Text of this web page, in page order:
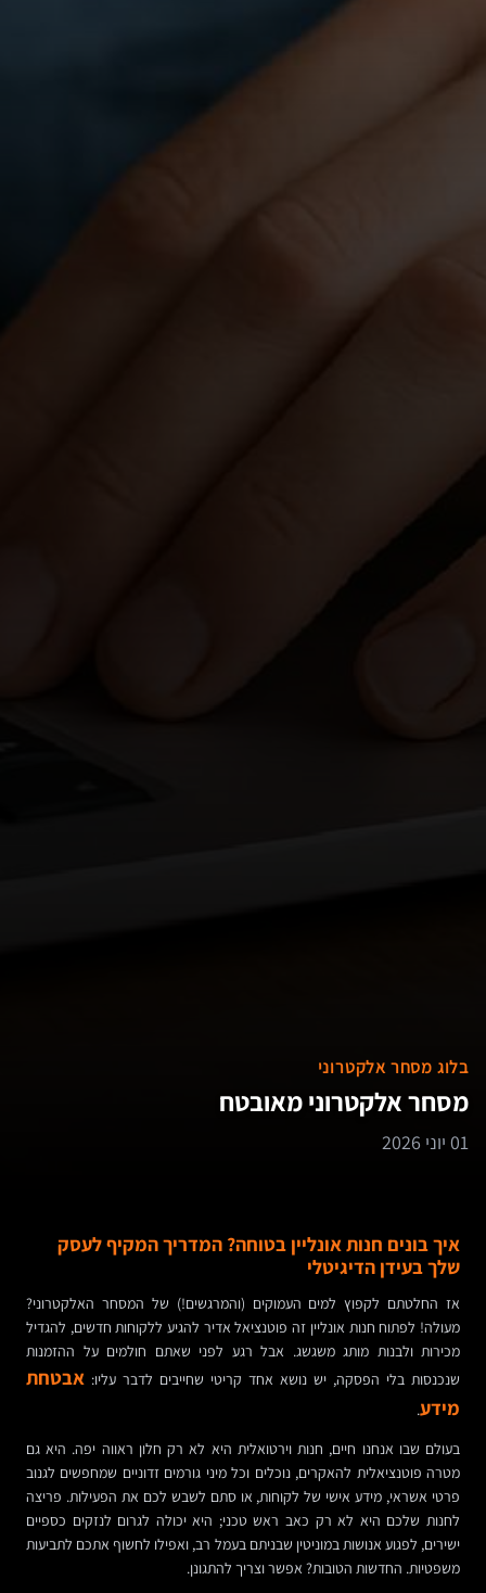
בלוג מסחר אלקטרוני
מסחר אלקטרוני מאובטח
01 יוני 2026
איך בונים חנות אונליין בטוחה? המדריך המקיף לעסק
שלך בעידן הדיגיטלי
אז החלטתם לקפוץ למים העמוקים (והמרגשים!) של המסחר האלקטרוני?
מעולה! לפתוח חנות אונליין זה פוטנציאל אדיר להגיע ללקוחות חדשים, להגדיל
מכירות ולבנות מותג משגשג. אבל רגע לפני שאתם חולמים על ההזמנות
שנכנסות בלי הפסקה, יש נושא אחד קריטי שחייבים לדבר עליו: אבטחת
מידע.
בעולם שבו אנחנו חיים, חנות וירטואלית היא לא רק חלון ראווה יפה. היא גם
מטרה פוטנציאלית להאקרים, נוכלים וכל מיני גורמים זדוניים שמחפשים לגנוב
פרטי אשראי, מידע אישי של לקוחות, או סתם לשבש לכם את הפעילות. פריצה
לחנות שלכם היא לא רק כאב ראש טכני; היא יכולה לגרום לנזקים כספיים
ישירים, לפגוע אנושות במוניטין שבניתם בעמל רב, ואפילו לחשוף אתכם לתביעות
משפטיות. החדשות הטובות? אפשר וצריך להתגונן.